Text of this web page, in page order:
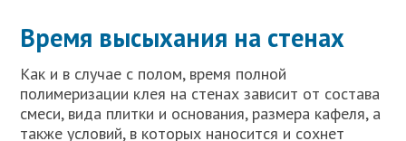
Время высыхания на стенах
Как и в случае с полом, время полной
полимеризации клея на стенах зависит от состава
смеси, вида плитки и основания, размера кафеля, а
также условий, в которых наносится и сохнет